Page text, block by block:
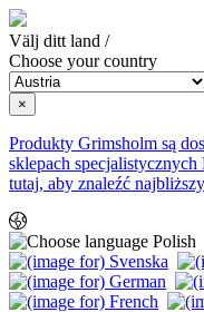
Välj ditt land /
Choose your country
×
Produkty Grimsholm są
sklepach
tutaj, aby znaleźć
Polish